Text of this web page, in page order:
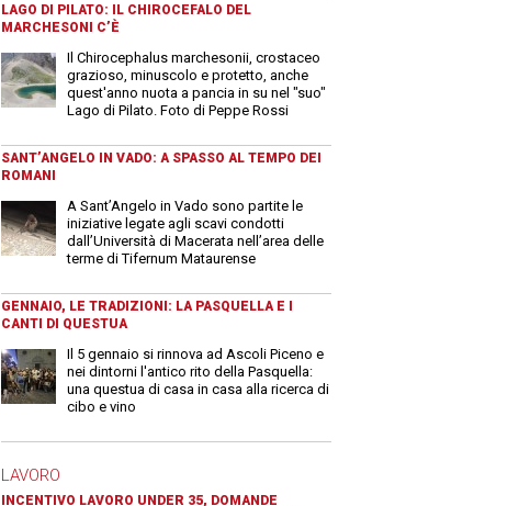
LAGO DI PILATO: IL CHIROCEFALO DEL
MARCHESONI C’È
Il Chirocephalus marchesonii, crostaceo
grazioso, minuscolo e protetto, anche
quest'anno nuota a pancia in su nel "suo"
Lago di Pilato. Foto di Peppe Rossi
SANT’ANGELO IN VADO: A SPASSO AL TEMPO DEI
ROMANI
A Sant’Angelo in Vado sono partite le
iniziative legate agli scavi condotti
dall’Università di Macerata nell’area delle
terme di Tifernum Mataurense
GENNAIO, LE TRADIZIONI: LA PASQUELLA E I
CANTI DI QUESTUA
Il 5 gennaio si rinnova ad Ascoli Piceno e
nei dintorni l'antico rito della Pasquella:
una questua di casa in casa alla ricerca di
cibo e vino
LAVORO
INCENTIVO LAVORO UNDER 35, DOMANDE